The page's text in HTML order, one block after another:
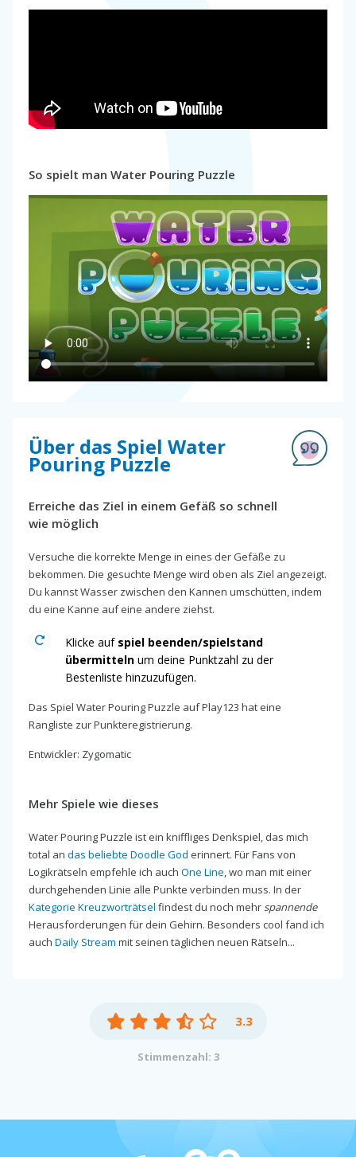
So spielt man Water Pouring Puzzle
Über das Spiel Water
Pouring Puzzle
Erreiche das Ziel in einem Gefäß so schnell
wie möglich
Versuche die korrekte Menge in eines der Gefäße zu
bekommen. Die gesuchte Menge wird oben als Ziel angezeigt.
Du kannst Wasser zwischen den Kannen umschütten, indem
du eine Kanne auf eine andere ziehst.
Klicke auf spiel beenden/spielstand
übermitteln um deine Punktzahl zu der
Bestenliste hinzuzufügen.
Das Spiel Water Pouring Puzzle auf Play123 hat eine
Rangliste zur Punkteregistrierung.
Entwickler: Zygomatic
Mehr Spiele wie dieses
Water Pouring Puzzle ist ein kniffliges Denkspiel, das mich
total an das beliebte Doodle God erinnert. Für Fans von
Logikrätseln empfehle ich auch One Line, wo man mit einer
durchgehenden Linie alle Punkte verbinden muss. In der
Kategorie Kreuzworträtsel findest du noch mehrspannende
Herausforderungen für dein Gehirn. Besonders cool fand ich
auch Daily Stream mit seinen täglichen neuen Rätseln...
3.3
Stimmenzahl: 3